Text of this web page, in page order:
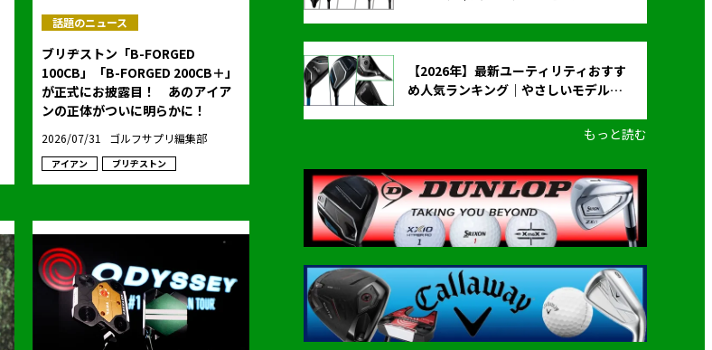
話題のニュース
ブリヂストン「B-FORGED
100CB」「B-FORGED 200CB＋」
が正式にお披露目！ あのアイア
ンの正体がついに明らかに！
2026/07/31 ゴルフサプリ編集部
アイアン ブリヂストン
【2026年】最新ユーティリティおすす
め人気ランキング｜やさしいモデルの
もっと読む